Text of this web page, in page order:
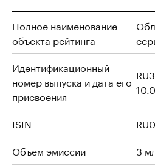
Полное наименование
объекта рейтинга
Идентификационный
номер выпуска и дата его
присвоения
ISIN
Объем эмиссии
3